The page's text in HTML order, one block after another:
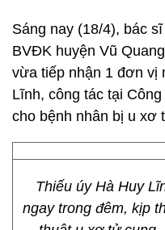
Sáng nay (18/4), bác
BVĐK huyện Vũ
vừa tiếp nhận 1 đơn vị
Lĩnh, công tác tại
cho bệnh nhân bị u xơ
Thiếu úy Hà Huy
ngay trong đêm, kịp